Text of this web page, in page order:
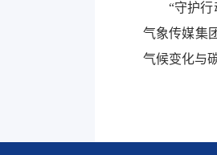
“守护
气象传媒集
气候变化与